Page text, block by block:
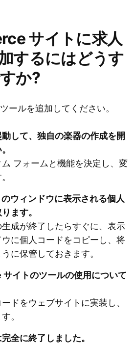
サイトに求人
するにはどうす
か?
ールを追加してください。
して、独自の楽器の作成を開
フォームと機能を決定し、変
ウィンドウに表示される個人
ます。
成が終了したらすぐに、表示
に個人コードをコピーし、将
に保管しておきます。
イトのツールの使用について
ドをウェブサイトに実装し、
。
全に終了しました。